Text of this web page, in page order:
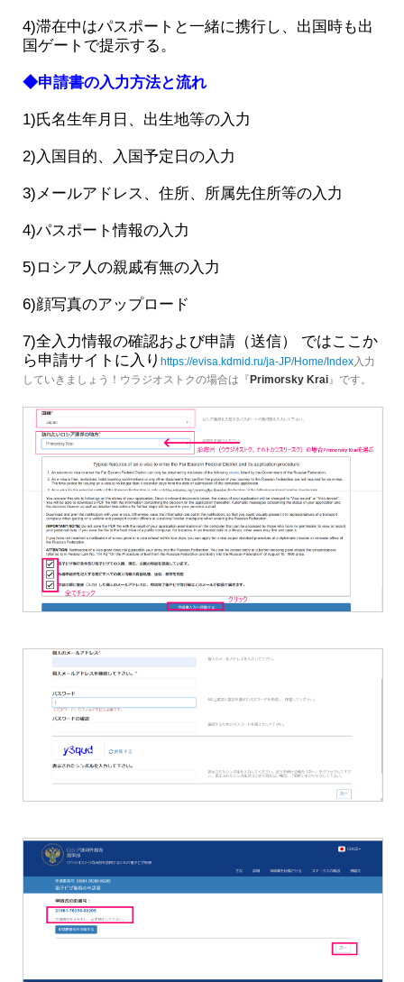
4)滞在中はパスポートと一緒に携行し、出国時も出
国ゲートで提示する。
◆申請書の入力方法と流れ
1)氏名生年月日、出生地等の入力
2)入国目的、入国予定日の入力
3)メールアドレス、住所、所属先住所等の入力
4)パスポート情報の入力
5)ロシア人の親戚有無の入力
6)顔写真のアップロード
7)全入力情報の確認および申請（送信） ではここか
ら申請サイトに入り https://evisa.kdmid.ru/ja-JP/Home/Index入力
していきましょう！ウラジオストクの場合は『 Primorsky Krai』です。